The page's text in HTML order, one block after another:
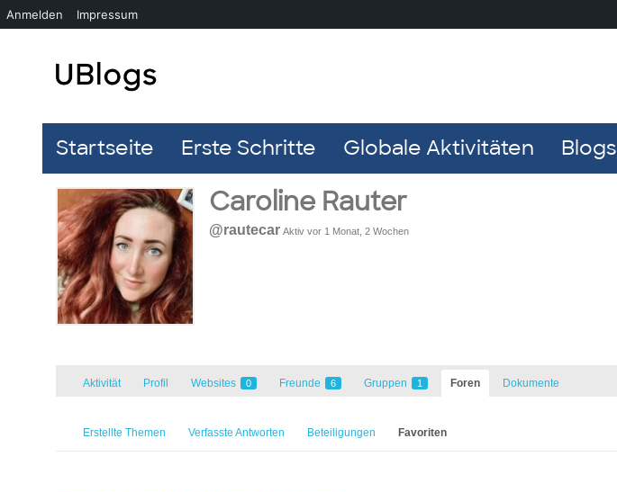
Startseite Erste Schritte Globale Aktivitäten Blogs
Caroline Rauter
@rautecar Aktiv vor 1 Monat, 2 Wochen
Aktivität Profil Websites 0 Freunde 6 Gruppen 1 Foren Dokumente
Erstellte Themen Verfasste Antworten Beteiligungen Favoriten
Anmelden Impressum